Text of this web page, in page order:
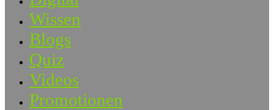
Wissen
Blogs
Quiz
Videos
Promotionen